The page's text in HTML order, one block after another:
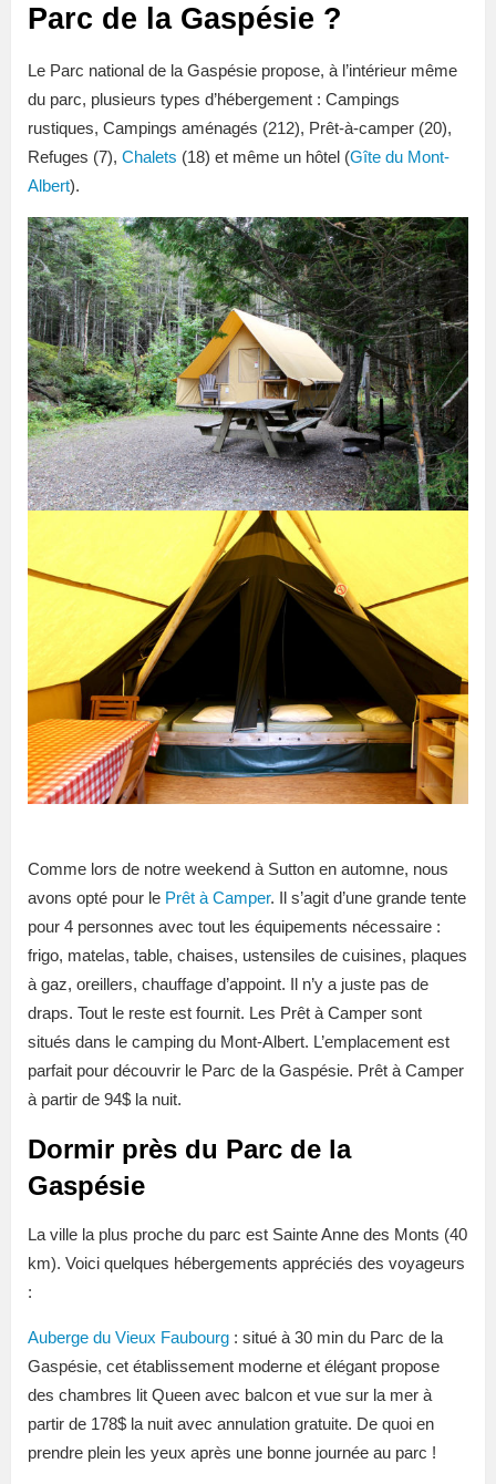
Parc de la Gaspésie ?
Le Parc national de la Gaspésie propose, à l’intérieur même
du parc, plusieurs types d’hébergement : Campings
rustiques, Campings aménagés (212), Prêt-à-camper (20),
Refuges (7), Chalets (18) et même un hôtel (Gîte du Mont-
Albert).
Comme lors de notre weekend à Sutton en automne, nous
avons opté pour le Prêt à Camper. Il s’agit d’une grande tente
pour 4 personnes avec tout les équipements nécessaire :
frigo, matelas, table, chaises, ustensiles de cuisines, plaques
à gaz, oreillers, chauffage d’appoint. Il n’y a juste pas de
draps. Tout le reste est fournit. Les Prêt à Camper sont
situés dans le camping du Mont-Albert. L’emplacement est
parfait pour découvrir le Parc de la Gaspésie. Prêt à Camper
à partir de 94$ la nuit.
Dormir près du Parc de la
Gaspésie
La ville la plus proche du parc est Sainte Anne des Monts (40
km). Voici quelques hébergements appréciés des voyageurs
:
Auberge du Vieux Faubourg : situé à 30 min du Parc de la
Gaspésie, cet établissement moderne et élégant propose
des chambres lit Queen avec balcon et vue sur la mer à
partir de 178$ la nuit avec annulation gratuite. De quoi en
prendre plein les yeux après une bonne journée au parc !